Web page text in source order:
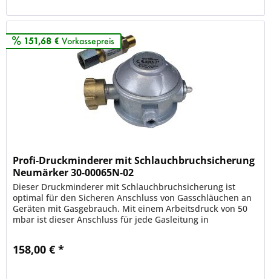
151,68 € Vorkassepreis
Profi-Druckminderer mit Schlauchbruchsicherung
Neumärker 30-00065N-02
Dieser Druckminderer mit Schlauchbruchsicherung ist
optimal für den Sicheren Anschluss von Gasschläuchen an
Geräten mit Gasgebrauch. Mit einem Arbeitsdruck von 50
mbar ist dieser Anschluss für jede Gasleitung in
158,00 € *